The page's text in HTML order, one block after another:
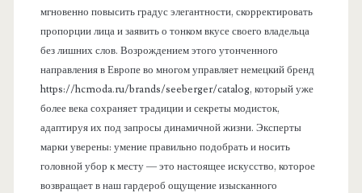
мгновенно повысить градус элегантности, скорректировать
пропорции лица и заявить о тонком вкусе своего владельца
без лишних слов. Возрождением этого утонченного
направления в Европе во многом управляет немецкий бренд
https://hcmoda.ru/brands/seeberger/catalog, который уже
более века сохраняет традиции и секреты модисток,
адаптируя их под запросы динамичной жизни. Эксперты
марки уверены: умение правильно подобрать и носить
головной убор к месту — это настоящее искусство, которое
возвращает в наш гардероб ощущение изысканного